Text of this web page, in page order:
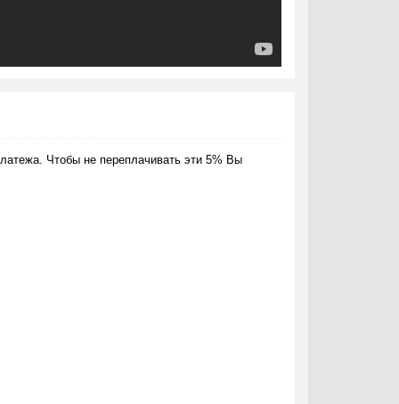
Чтобы не переплачивать эти 5% Вы